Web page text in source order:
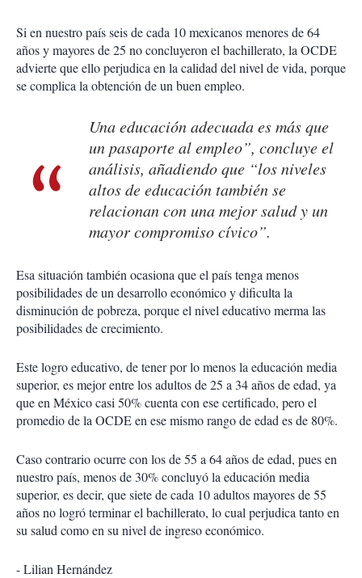
Si en nuestro país seis de cada 10 mexicanos menores de 64
años y mayores de 25 no concluyeron el bachillerato, la OCDE
advierte que ello perjudica en la calidad del nivel de vida, porque
se complica la obtención de un buen empleo.
Una educación adecuada es más que
un pasaporte al empleo”, concluye el
análisis, añadiendo que “los niveles
altos de educación también se
relacionan con una mejor salud y un
mayor compromiso cívico”.
Esa situación también ocasiona que el país tenga menos
posibilidades de un desarrollo económico y dificulta la
disminución de pobreza, porque el nivel educativo merma las
posibilidades de crecimiento.
Este logro educativo, de tener por lo menos la educación media
superior, es mejor entre los adultos de 25 a 34 años de edad, ya
que en México casi 50% cuenta con ese certificado, pero el
promedio de la OCDE en ese mismo rango de edad es de 80%.
Caso contrario ocurre con los de 55 a 64 años de edad, pues en
nuestro país, menos de 30% concluyó la educación media
superior, es decir, que siete de cada 10 adultos mayores de 55
años no logró terminar el bachillerato, lo cual perjudica tanto en
su salud como en su nivel de ingreso económico.
- Lilian Hernández